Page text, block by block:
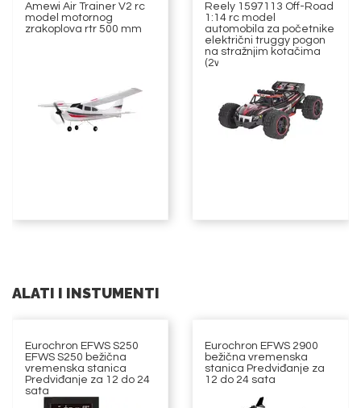
Amewi Air Trainer V2 rc
model motornog
zrakoplova rtr 500 mm
Reely 1597113 Off-Road
1:14 rc model
automobila za početnike
električni truggy pogon
na stražnjim kotačima
(2wd)
ALATI I INSTUMENTI
Eurochron EFWS S250
EFWS S250 bežična
vremenska stanica
Predviđanje za 12 do 24
sata
Eurochron EFWS 2900
bežična vremenska
stanica Predviđanje za
12 do 24 sata